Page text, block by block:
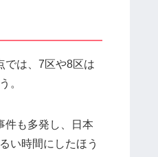
では、7区や8区は
。
件も多発し、日本
い時間にしたほう